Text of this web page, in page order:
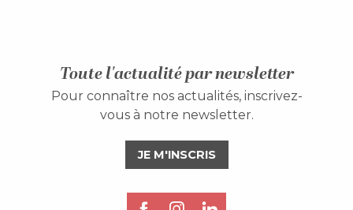
Toute l'actualité par newsletter
Pour connaître nos actualités, inscrivez-
vous à notre newsletter.
JE M'INSCRIS